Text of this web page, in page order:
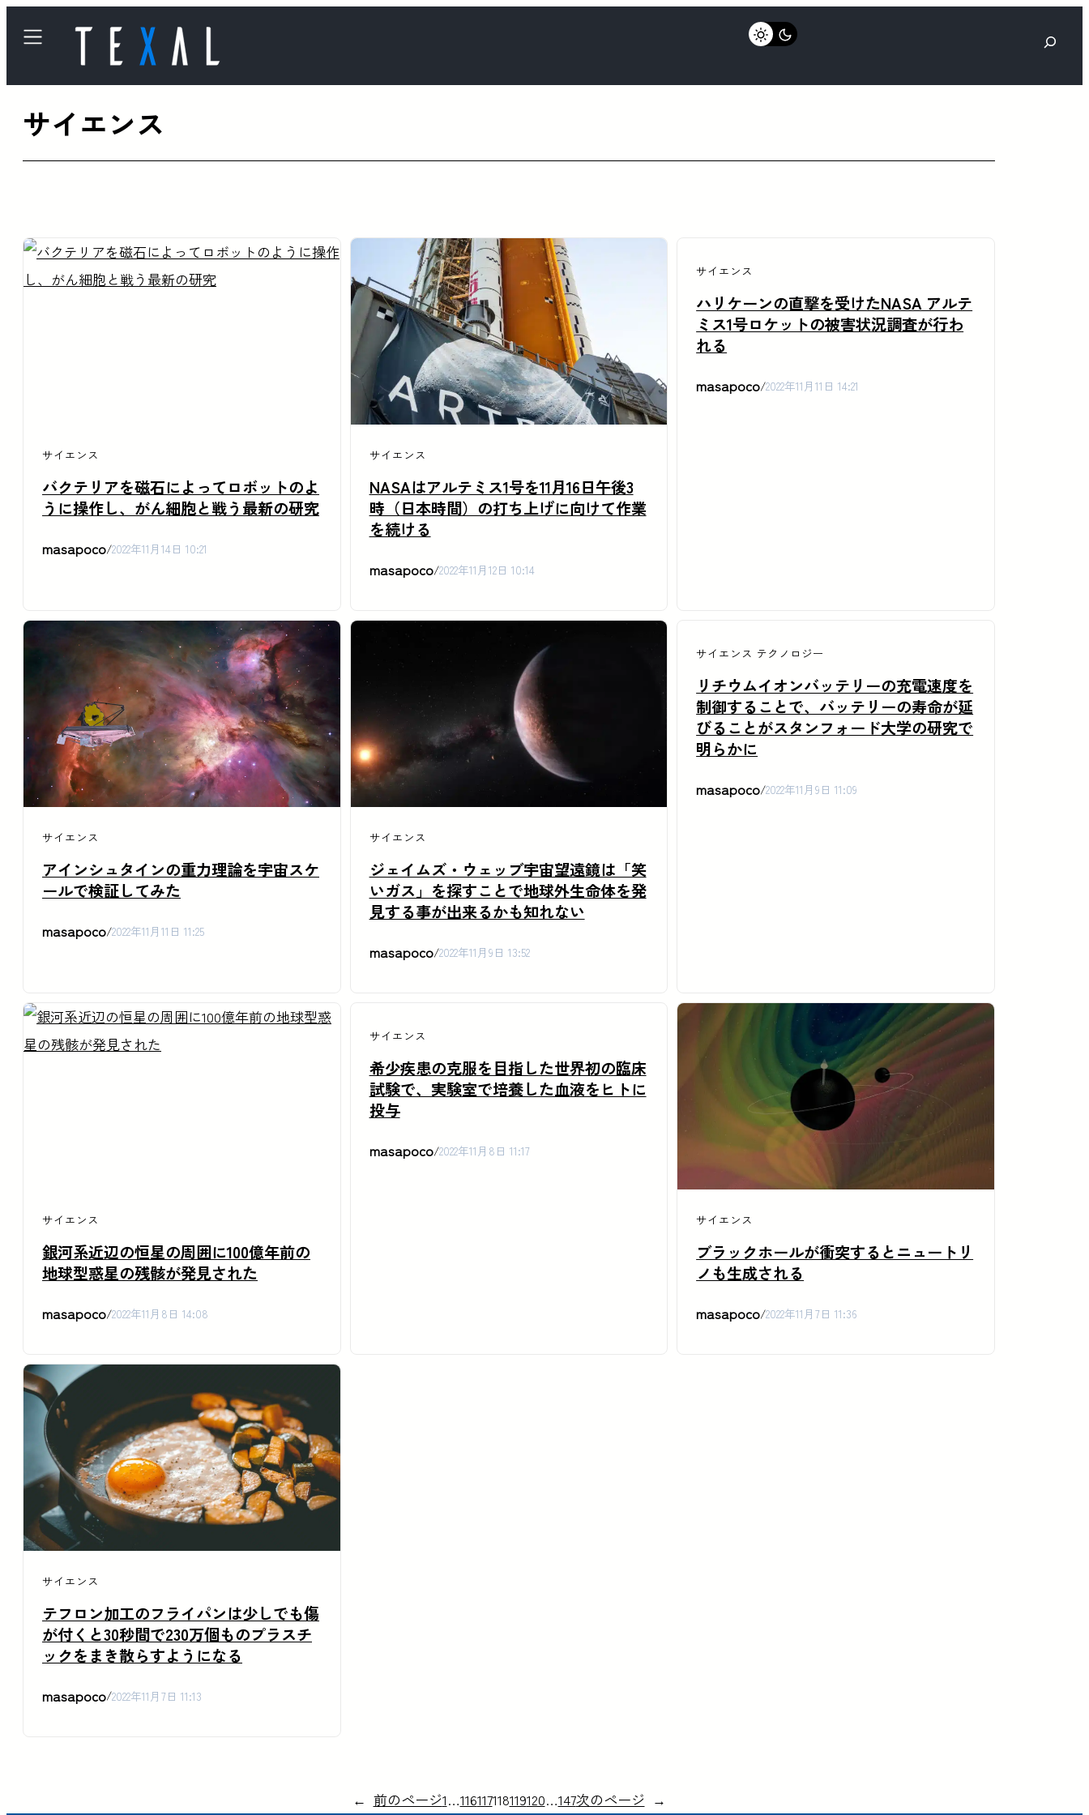
検
サイエンス
サイエンス
バクテリアを磁石によってロボットのよ
うに操作し、がん細胞と戦う最新の研究
masapoco/2022年11月14日 10:21
サイエンス
NASAはアルテミス1号を11月16日午後3
時（日本時間）の打ち上げに向けて作業
を続ける
masapoco/2022年11月12日 10:14
サイエンス
ハリケーンの直撃を受けたNASA アルテ
ミス1号ロケットの被害状況調査が行わ
れる
masapoco/2022年11月11日 14:21
サイエンス
アインシュタインの重力理論を宇宙スケ
ールで検証してみた
masapoco/2022年11月11日 11:25
サイエンス
ジェイムズ・ウェッブ宇宙望遠鏡は「笑
いガス」を探すことで地球外生命体を発
見する事が出来るかも知れない
masapoco/2022年11月9日 13:52
サイエンス テクノロジー
リチウムイオンバッテリーの充電速度を
制御することで、バッテリーの寿命が延
びることがスタンフォード大学の研究で
明らかに
masapoco/2022年11月9日 11:09
サイエンス
銀河系近辺の恒星の周囲に100億年前の
地球型惑星の残骸が発見された
masapoco/2022年11月8日 14:08
サイエンス
希少疾患の克服を目指した世界初の臨床
試験で、実験室で培養した血液をヒトに
投与
masapoco/2022年11月8日 11:17
サイエンス
ブラックホールが衝突するとニュートリ
ノも生成される
masapoco/2022年11月7日 11:36
サイエンス
テフロン加工のフライパンは少しでも傷
が付くと30秒間で230万個ものプラスチ
ックをまき散らすようになる
masapoco/2022年11月7日 11:13
← 前のページ1…116117118119120…147次のページ →